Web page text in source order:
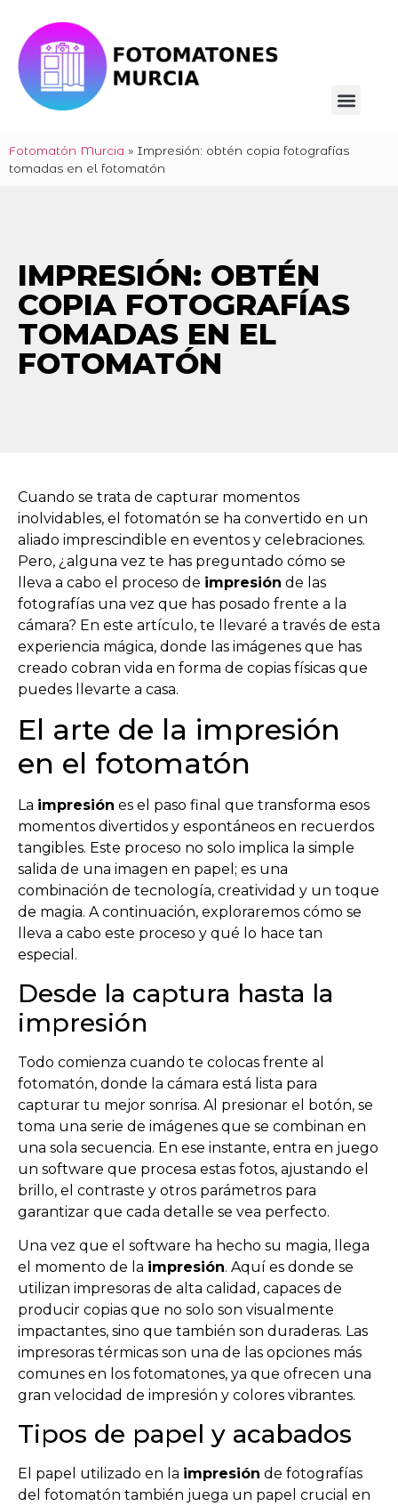
Fotomatón Murcia » Impresión: obtén copia fotografías
tomadas en el fotomatón
IMPRESIÓN: OBTÉN
COPIA FOTOGRAFÍAS
TOMADAS EN EL
FOTOMATÓN
Cuando se trata de capturar momentos
inolvidables, el fotomatón se ha convertido en un
aliado imprescindible en eventos y celebraciones.
Pero, ¿alguna vez te has preguntado cómo se
lleva a cabo el proceso de impresión de las
fotografías una vez que has posado frente a la
cámara? En este artículo, te llevaré a través de esta
experiencia mágica, donde las imágenes que has
creado cobran vida en forma de copias físicas que
puedes llevarte a casa.
El arte de la impresión
en el fotomatón
La impresión es el paso final que transforma esos
momentos divertidos y espontáneos en recuerdos
tangibles. Este proceso no solo implica la simple
salida de una imagen en papel; es una
combinación de tecnología, creatividad y un toque
de magia. A continuación, exploraremos cómo se
lleva a cabo este proceso y qué lo hace tan
especial.
Desde la captura hasta la
impresión
Todo comienza cuando te colocas frente al
fotomatón, donde la cámara está lista para
capturar tu mejor sonrisa. Al presionar el botón, se
toma una serie de imágenes que se combinan en
una sola secuencia. En ese instante, entra en juego
un software que procesa estas fotos, ajustando el
brillo, el contraste y otros parámetros para
garantizar que cada detalle se vea perfecto.
Una vez que el software ha hecho su magia, llega
el momento de la impresión. Aquí es donde se
utilizan impresoras de alta calidad, capaces de
producir copias que no solo son visualmente
impactantes, sino que también son duraderas. Las
impresoras térmicas son una de las opciones más
comunes en los fotomatones, ya que ofrecen una
gran velocidad de impresión y colores vibrantes.
Tipos de papel y acabados
El papel utilizado en la impresión de fotografías
del fotomatón también juega un papel crucial en